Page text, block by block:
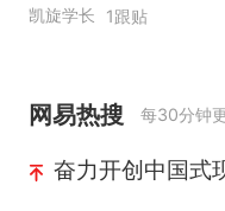
凯旋学长 1跟贴
网易热搜 每30分钟
奋力开创中国式